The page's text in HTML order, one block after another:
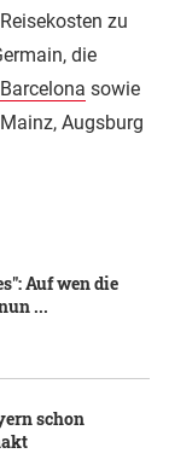
zu
die
sowie
Augsburg
Auf wen die
...
schon